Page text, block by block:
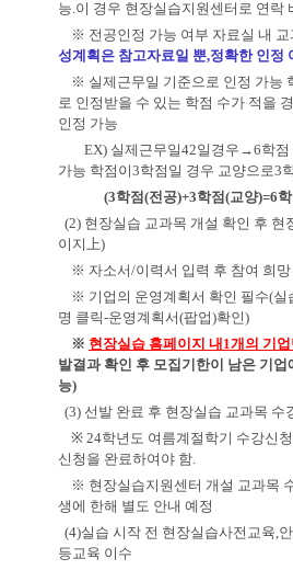
능.이 경우 현장실습지원센터로 연락
※ 전공인정 가능 여부 자료실 내
성계획은 참고자료일 뿐,정확한 인정
※ 실제근무일 기준으로 인정 가능
로 인정받을 수 있는 학점 수가 적을
인정 가능
EX) 실제근무일42일경우 →6학점
가능 학점이3학점일 경우 교양으로3
(3학점 (전공)+3학점 (교양)=6
(2) 현장실습 교과목 개설 확인 후 현
이지上)
※ 자소서/이력서 입력 후 참여 희
※ 기업의 운영계획서 확인 필수(실
명 클릭-운영계획서(팝업)확인)
※ 현장실습 홈페이지 내 1개의 기
발결과 확인 후 모집기한이 남은 기업
능)
(3) 선발 완료 후 현장실습 교과목 수
※ 24학년도 여름계절학기 수강신
신청을 완료하여야 함.
※ 현장실습지원센터 개설 교과목
생에 한해 별도 안내 예정
(4)실습 시작 전 현장실습사전교육,
등교육 이수